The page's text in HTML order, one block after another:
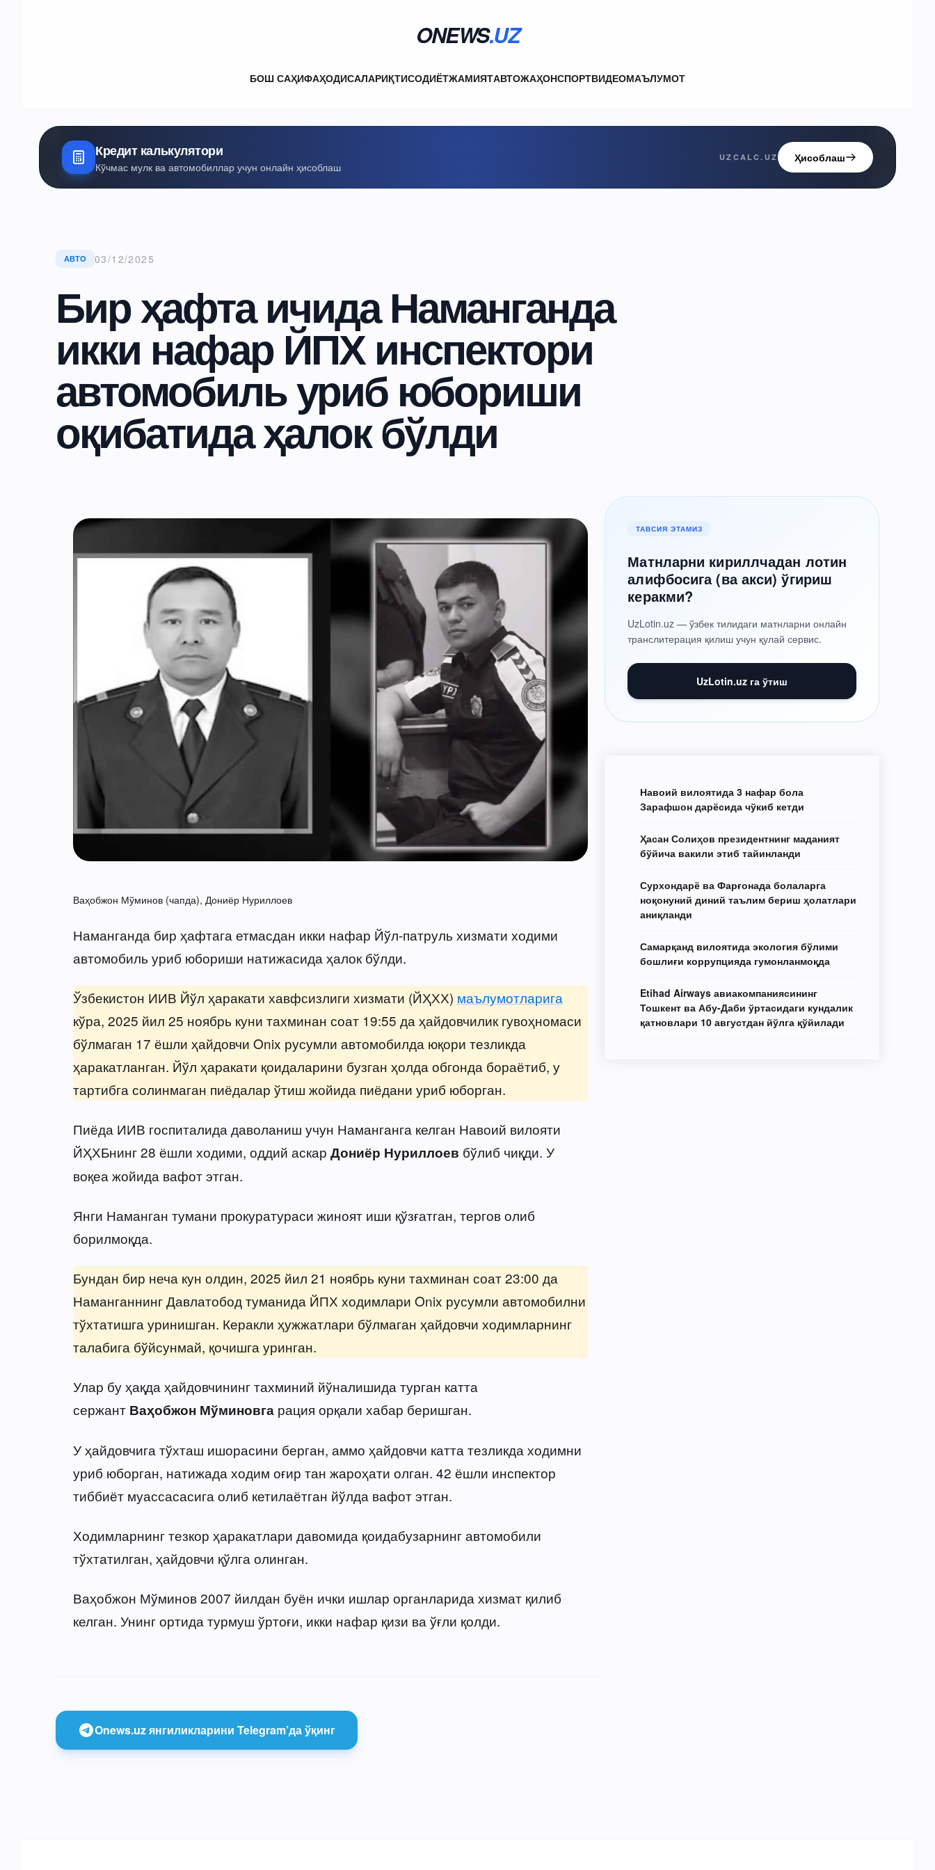
ONEWS.UZ
БОШ САҲИФАҲОДИСАЛАРИҚТИСОДИЁТЖАМИЯТАВТОЖАҲОНСПОРТВИДЕОМАЪЛУМОТ
Кредит калькулятори
Кўчмас мулк ва автомобиллар учун онлайн ҳисоблаш
UZCALC.UZ Ҳисоблаш
АВТО 03/12/2025
Бир ҳафта ичида Наманганда
икки нафар ЙПХ инспектори
автомобиль уриб юбориши
оқибатида ҳалок бўлди
Ваҳобжон Мўминов (чапда), Дониёр Нуриллоев
Наманганда бир ҳафтага етмасдан икки нафар Йўл-патруль хизмати ходими
автомобиль уриб юбориши натижасида ҳалок бўлди.
Ўзбекистон ИИВ Йўл ҳаракати хавфсизлиги хизмати (ЙҲХХ) маълумотларига
кўра, 2025 йил 25 ноябрь куни тахминан соат 19:55 да ҳайдовчилик гувоҳномаси
бўлмаган 17 ёшли ҳайдовчи Onix русумли автомобилда юқори тезликда
ҳаракатланган. Йўл ҳаракати қоидаларини бузган ҳолда обгонда бораётиб, у
тартибга солинмаган пиёдалар ўтиш жойида пиёдани уриб юборган.
Пиёда ИИВ госпиталида даволаниш учун Наманганга келган Навоий вилояти
ЙҲХБнинг 28 ёшли ходими, оддий аскар Дониёр Нуриллоев бўлиб чиқди. У
воқеа жойида вафот этган.
Янги Наманган тумани прокуратураси жиноят иши қўзғатган, тергов олиб
борилмоқда.
Бундан бир неча кун олдин, 2025 йил 21 ноябрь куни тахминан соат 23:00 да
Наманганнинг Давлатобод туманида ЙПХ ходимлари Onix русумли автомобилни
тўхтатишга уринишган. Керакли ҳужжатлари бўлмаган ҳайдовчи ходимларнинг
талабига бўйсунмай, қочишга уринган.
Улар бу ҳақда ҳайдовчининг тахминий йўналишида турган катта
сержант Ваҳобжон Мўминовгарация орқали хабар беришган.
У ҳайдовчига тўхташ ишорасини берган, аммо ҳайдовчи катта тезликда ходимни
уриб юборган, натижада ходим оғир тан жароҳати олган. 42 ёшли инспектор
тиббиёт муассасасига олиб кетилаётган йўлда вафот этган.
Ходимларнинг тезкор ҳаракатлари давомида қоидабузарнинг автомобили
тўхтатилган, ҳайдовчи қўлга олинган.
Ваҳобжон Мўминов 2007 йилдан буён ички ишлар органларида хизмат қилиб
келган. Унинг ортида турмуш ўртоғи, икки нафар қизи ва ўғли қолди.
Onews.uz янгиликларини Telegram’да ўқинг
ТАВСИЯ ЭТАМИЗ
Матнларни кириллчадан лотин
алифбосига (ва акси) ўгириш
керакми?
UzLotin.uz — ўзбек тилидаги матнларни онлайн
транслитерация қилиш учун қулай сервис.
UzLotin.uz га ўтиш
Навоий вилоятида 3 нафар бола
Зарафшон дарёсида чўкиб кетди
Ҳасан Солиҳов президентнинг маданият
бўйича вакили этиб тайинланди
Сурхондарё ва Фарғонада болаларга
ноқонуний диний таълим бериш ҳолатлари
аниқланди
Самарқанд вилоятида экология бўлими
бошлиғи коррупцияда гумонланмоқда
Etihad Airways авиакомпаниясининг
Тошкент ва Абу-Даби ўртасидаги кундалик
қатновлари 10 августдан йўлга қўйилади